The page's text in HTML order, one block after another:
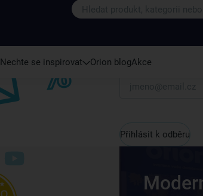
Nechte se inspirovat Orion blogAkce
Přihlaste se k
Váš e-mail
Přihlásit k odběru